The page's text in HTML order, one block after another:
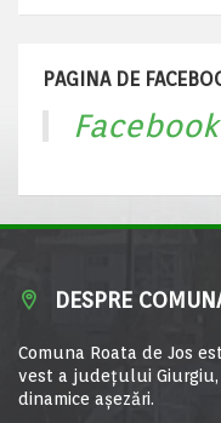
PAGINA DE
Facebook
DESPRE
Comuna Roata de Jos
vest a judeţului
dinamice aşezări.